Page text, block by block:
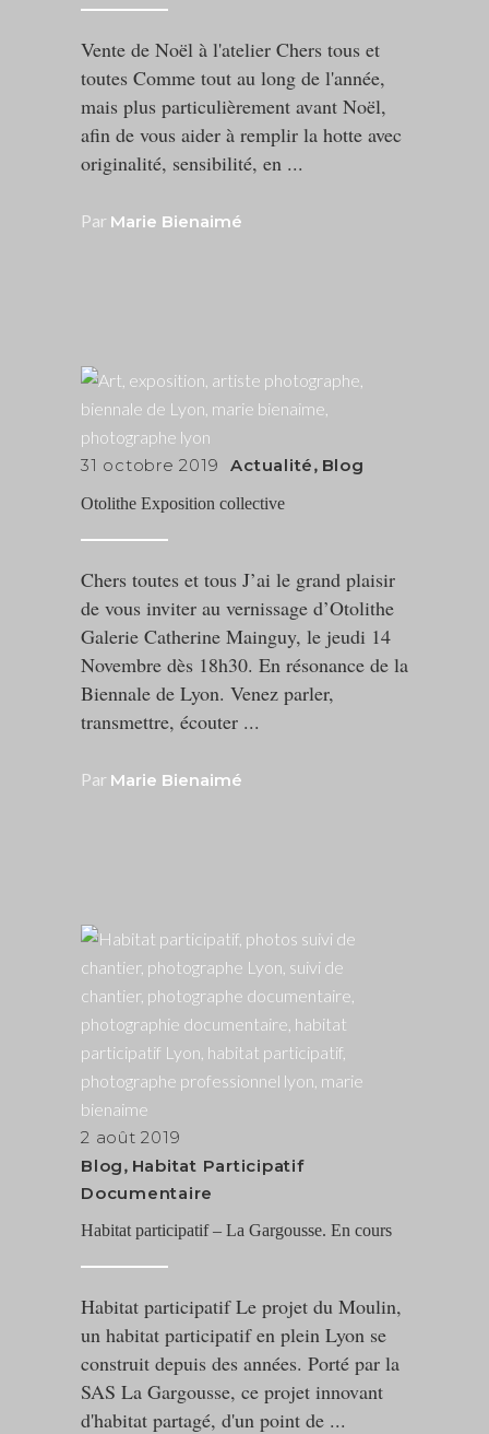
Vente de Noël à l'atelier Chers tous et
toutes Comme tout au long de l'année,
mais plus particulièrement avant Noël,
afin de vous aider à remplir la hotte avec
originalité, sensibilité, en
Par Marie Bienaimé
31 octobre 2019 Actualité, Blog
Otolithe Exposition collective
Chers toutes et tous J’ai le grand plaisir
de vous inviter au vernissage d’Otolithe
Galerie Catherine Mainguy, le jeudi 14
Novembre dès 18h30. En résonance de la
Biennale de Lyon. Venez parler,
transmettre, écouter
Par Marie Bienaimé
2 août 2019
Blog, Habitat Participatif
Documentaire
Habitat participatif – La Gargousse. En cours
Habitat participatif Le projet du Moulin,
un habitat participatif en plein Lyon se
construit depuis des années. Porté par la
SAS La Gargousse, ce projet innovant
d'habitat partagé, d'un point de